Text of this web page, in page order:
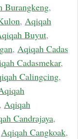
Burangkeng,
, Aqiqah
Buyut,
, Aqiqah Cadas
Cadasmekar,
Calingcing,
, Aqiqah
Candrajaya,
Aqiqah Cangkoak,